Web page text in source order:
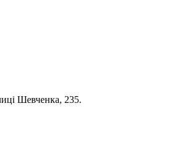
Шевченка, 235.